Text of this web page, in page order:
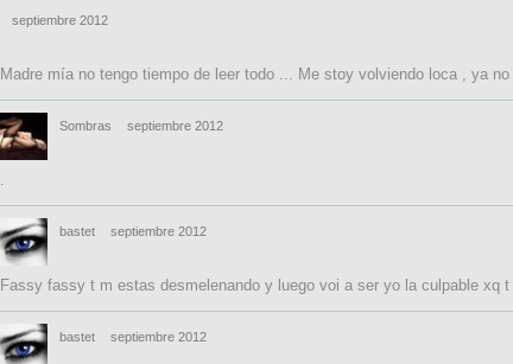
septiembre 2012
Madre mía no tengo tiempo de leer todo ... Me stoy volviendo loca , ya
Sombras septiembre 2012
.
bastet septiembre 2012
Fassy fassy t m estas desmelenando y luego voi a ser yo la culpable xq
bastet septiembre 2012